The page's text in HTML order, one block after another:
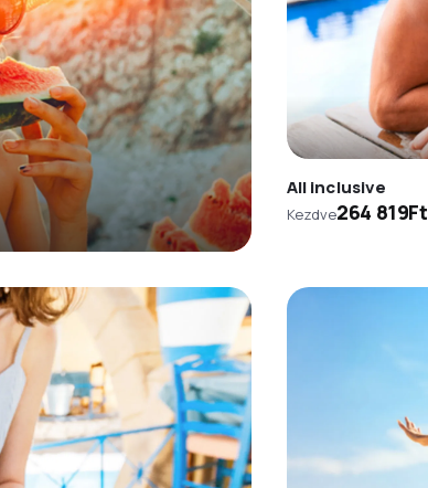
All inclusive
Kezdve264 819Ft